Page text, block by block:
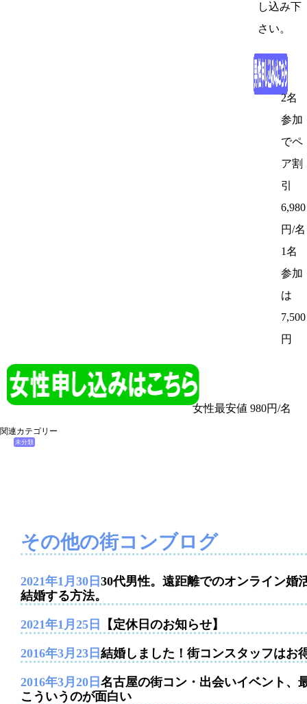
し込み下
さい。
2名
参加
でペ
ア割
引
6,980
円/名
1名
参加
は
7,500
円
女性最安値 980円/名
関連カテゴリー
未分類
その他の街コンブログ
2021年1月30日 30代男性。遠距離でのオンライン婚
結婚する方法。
2021年1月25日 【定休日のお知らせ】
2016年3月23日 結婚しました！街コンスタッフはお
2016年3月20日 名古屋の街コン・出会いイベント、
こういうのが面白い